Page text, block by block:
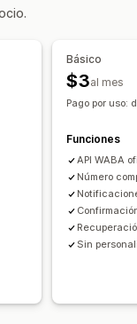
Básico
$3al mes
Pago por uso:
Funciones
API WABA
Número
Sin